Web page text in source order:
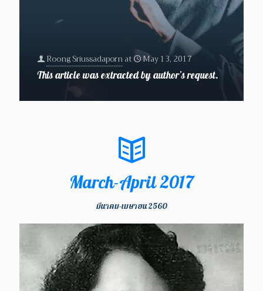
Roong Sriussadapornat
May 13, 2017
This article was extracted by author’s request.
March-April 2017
มีนาคม-เมษายน 2560